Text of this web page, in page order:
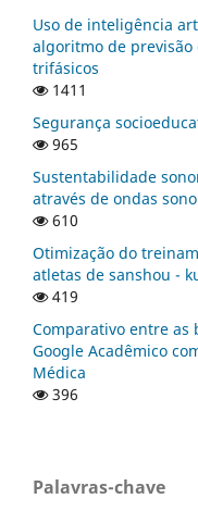
Uso de inteligência
algoritmo de
trifásicos
1411
Segurança
965
Sustentabilidade
através de ondas
610
Otimização do
atletas de sanshou -
419
Comparativo entre as
Google Acadêmico
Médica
396
Palavras-chave